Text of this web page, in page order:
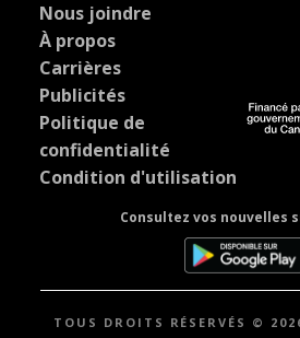
Nous joindre
À propos
Carrières
Publicités
Politique de
confidentialité
Condition d'utilisation
Consultez vos nouvelles
TOUS DROITS RÉSERVÉS ©